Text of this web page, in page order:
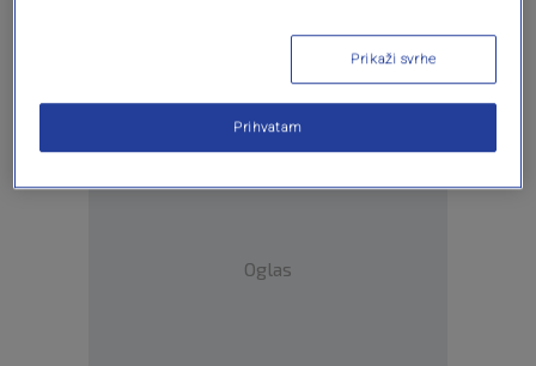
Oglas
Prikaži svrhe
Prihvatam